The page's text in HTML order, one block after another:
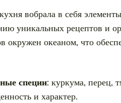
вобрала в себя
уникальных рецептов и
окружен океаном, что
специи: куркума, перец,
и характер.